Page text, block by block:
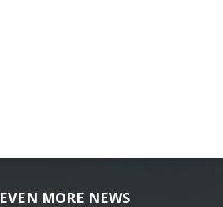
EVEN MORE NEWS